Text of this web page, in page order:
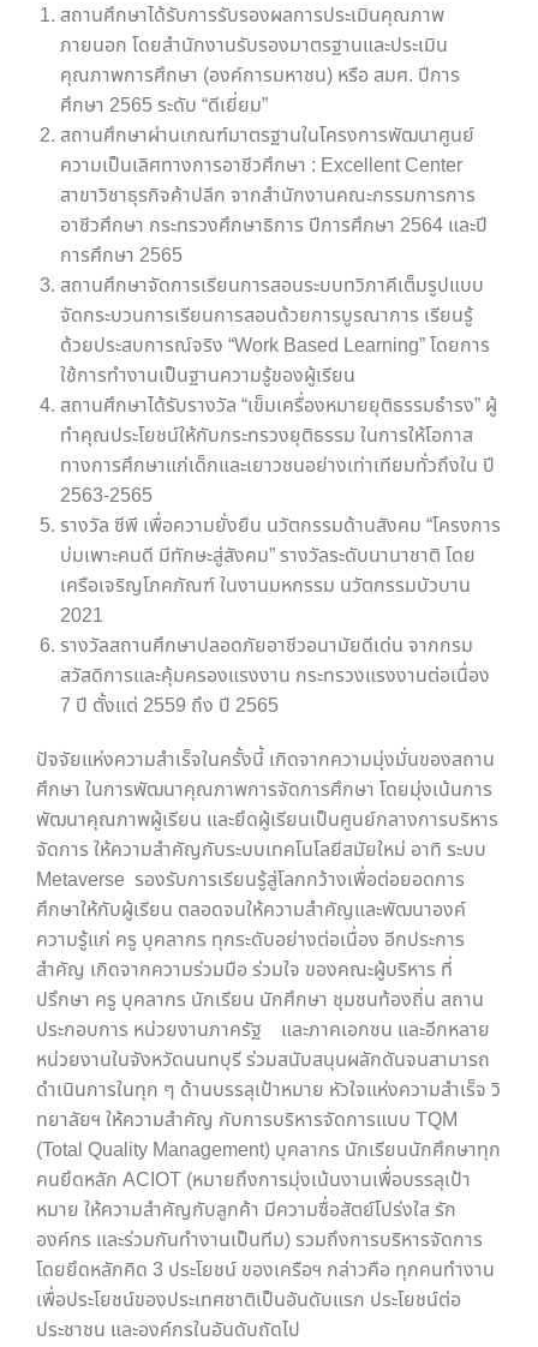
สถานศึกษาได้รับการรับรองผลการประเมินคุณภาพ
ภายนอก โดยสำนักงานรับรองมาตรฐานและประเมิน
คุณภาพการศึกษา (องค์การมหาชน) หรือ สมศ. ปีการ
ศึกษา 2565 ระดับ “ดีเยี่ยม”
สถานศึกษาผ่านเกณฑ์มาตรฐานในโครงการพัฒนาศูนย์
ความเป็นเลิศทางการอาชีวศึกษา : Excellent Center
สาขาวิชาธุรกิจค้าปลีก จากสำนักงานคณะกรรมการการ
อาชีวศึกษา กระทรวงศึกษาธิการ ปีการศึกษา 2564 และปี
การศึกษา 2565
สถานศึกษาจัดการเรียนการสอนระบบทวิภาคีเต็มรูปแบบ
จัดกระบวนการเรียนการสอนด้วยการบูรณาการ เรียนรู้
ด้วยประสบการณ์จริง “Work Based Learning” โดยการ
ใช้การทำงานเป็นฐานความรู้ของผู้เรียน
สถานศึกษาได้รับรางวัล “เข็มเครื่องหมายยุติธรรมธำรง” ผู้
ทำคุณประโยชน์ให้กับกระทรวงยุติธรรม ในการให้โอกาส
ทางการศึกษาแก่เด็กและเยาวชนอย่างเท่าเทียมทั่วถึงใน ปี
2563-2565
รางวัล ซีพี เพื่อความยั่งยืน นวัตกรรมด้านสังคม “โครงการ
บ่มเพาะคนดี มีทักษะสู่สังคม” รางวัลระดับนานาชาติ โดย
เครือเจริญโภคภัณฑ์ ในงานมหกรรม นวัตกรรมบัวบาน
2021
รางวัลสถานศึกษาปลอดภัยอาชีวอนามัยดีเด่น จากกรม
สวัสดิการและคุ้มครองแรงงาน กระทรวงแรงงานต่อเนื่อง
7 ปี ตั้งแต่ 2559 ถึง ปี 2565
ปัจจัยแห่งความสำเร็จในครั้งนี้ เกิดจากความมุ่งมั่นของสถาน
ศึกษา ในการพัฒนาคุณภาพการจัดการศึกษา โดยมุ่งเน้นการ
พัฒนาคุณภาพผู้เรียน และยึดผู้เรียนเป็นศูนย์กลางการบริหาร
จัดการ ให้ความสำคัญกับระบบเทคโนโลยีสมัยใหม่ อาทิ ระบบ
Metaverse รองรับการเรียนรู้สู่โลกกว้างเพื่อต่อยอดการ
ศึกษาให้กับผู้เรียน ตลอดจนให้ความสำคัญและพัฒนาองค์
ความรู้แก่ ครู บุคลากร ทุกระดับอย่างต่อเนื่อง อีกประการ
สำคัญ เกิดจากความร่วมมือ ร่วมใจ ของคณะผู้บริหาร ที่
ปรึกษา ครู บุคลากร นักเรียน นักศึกษา ชุมชนท้องถิ่น สถาน
ประกอบการ หน่วยงานภาครัฐ และภาคเอกชน และอีกหลาย
หน่วยงานในจังหวัดนนทบุรี ร่วมสนับสนุนผลักดันจนสามารถ
ดำเนินการในทุก ๆ ด้านบรรลุเป้าหมาย หัวใจแห่งความสำเร็จ วิ
ทยาลัยฯ ให้ความสำคัญ กับการบริหารจัดการแบบ TQM
(Total Quality Management) บุคลากร นักเรียนนักศึกษาทุก
คนยึดหลัก ACIOT (หมายถึงการมุ่งเน้นงานเพื่อบรรลุเป้า
หมาย ให้ความสำคัญกับลูกค้า มีความซื่อสัตย์โปร่งใส รัก
องค์กร และร่วมกันทำงานเป็นทีม) รวมถึงการบริหารจัดการ
โดยยึดหลักคิด 3 ประโยชน์ ของเครือฯ กล่าวคือ ทุกคนทำงาน
เพื่อประโยชน์ของประเทศชาติเป็นอันดับแรก ประโยชน์ต่อ
ประชาชน และองค์กรในอันดับถัดไป